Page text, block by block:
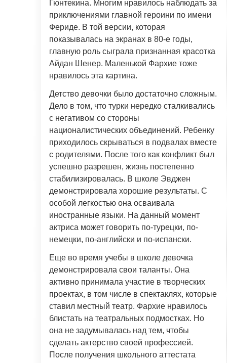
Гюнтекина. Многим нравилось наблюдать за
приключениями главной героини по имени
Фериде. В той версии, которая
показывалась на экранах в 80-е годы,
главную роль сыграла признанная красотка
Айдан Шенер. Маленькой Фархие тоже
нравилось эта картина.
Детство девочки было достаточно сложным.
Дело в том, что турки нередко сталкивались
с негативом со стороны
националистических объединений. Ребенку
приходилось скрываться в подвалах вместе
с родителями. После того как конфликт был
успешно разрешен, жизнь постепенно
стабилизировалась. В школе Эвджен
демонстрировала хорошие результаты. С
особой легкостью она осваивала
иностранные языки. На данный момент
актриса может говорить по-турецки, по-
немецки, по-английски и по-испански.
Еще во время учебы в школе девочка
демонстрировала свои таланты. Она
активно принимала участие в творческих
проектах, в том числе в спектаклях, которые
ставил местный театр. Фархие нравилось
блистать на театральных подмостках. Но
она не задумывалась над тем, чтобы
сделать актерство своей профессией.
После получения школьного аттестата